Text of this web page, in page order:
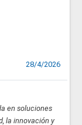
28/4/2026
en soluciones
la innovación y